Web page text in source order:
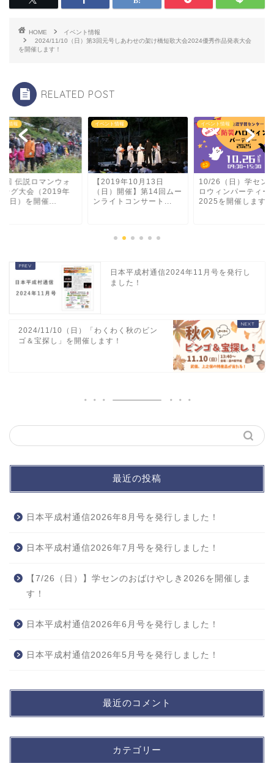
HOME
イベント情報
2024/11/10（日）第3回元号しあわせの架け橋短歌大会2024優秀作品発表大会
を開催します！
RELATED POST
ト情報
回 伝説ロマンウォ
ング大会（2019年
9日）を開催...
イベント情報
【2019年10月13日
（日）開催】第14回ムー
ンライトコンサート...
イベント情報
10/26（日）学セン
ロウィンパーティー
2025を開催します！
日本平成村通信2024年11月号を発行し
ました！
2024/11/10（日）「わくわく秋のビン
ゴ＆宝探し」を開催します！
最近の投稿
日本平成村通信2026年8月号を発行しました！
日本平成村通信2026年7月号を発行しました！
【7/26（日）】学センのおばけやしき2026を開催しま
す！
日本平成村通信2026年6月号を発行しました！
日本平成村通信2026年5月号を発行しました！
最近のコメント
カテゴリー